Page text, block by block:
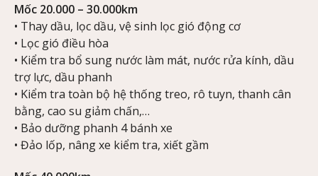
Mốc 20.000 – 30.000km
• Thay dầu, lọc dầu, vệ sinh lọc gió động cơ
• Lọc gió điều hòa
• Kiểm tra bổ sung nước làm mát, nước rửa kính, dầu
trợ lực, dầu phanh
• Kiểm tra toàn bộ hệ thống treo, rô tuyn, thanh cân
bằng, cao su giảm chấn,…
• Bảo dưỡng phanh 4 bánh xe
• Đảo lốp, nâng xe kiểm tra, xiết gầm